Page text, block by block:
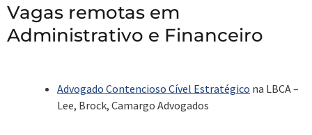
Vagas remotas em
Administrativo e Financeiro
Advogado Contencioso Cível Estratégico na LBCA –
Lee, Brock, Camargo Advogados